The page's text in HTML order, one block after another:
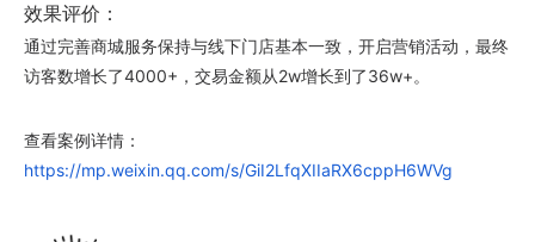
效果评价：
通过完善商城服务保持与线下门店基本一致，开启营销活动，最终
访客数增长了4000+，交易金额从2w增长到了36w+。
查看案例详情：
https://mp.weixin.qq.com/s/GiI2LfqXIIaRX6cppH6WVg